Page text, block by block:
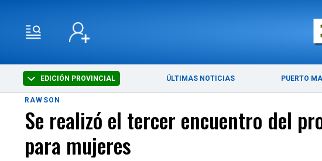
EDICIÓN PROVINCIAL ÚLTIMAS NOTICIAS PUERTO
RAWSON
Se realizó el tercer encuentro del
para mujeres